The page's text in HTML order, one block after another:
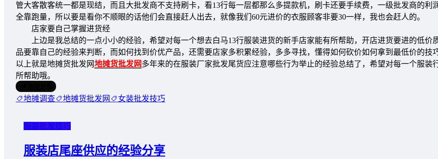
管大客散客统一都是现结，而且大批发商不支持刷卡，看13行每一层都那么多提款机，刷卡还要手续费，一级批发商的利
全靠跑量，所以要是看你不顺眼的话他们会直接赶人出去，就像我们60元进价的衣服顾客非要30一样，我也会赶人的。
店家要自己掌握进货经
上边是我总结的一点小小的经验，希望对每一个想去白马13行服装进货的新手店家能有所帮助，开店进货要进的低价
品要靠自己的经验来判断，而如何找到价优产品，还需要店家多积累经验，多多寻找，懂得如何砍价如何拿到最低价的技
以上就是地摊货批发网地摊货批发网多年来的在服装厂家批发尾货应注意哪些行为举止的经验总结了，希望对每一个服装
所帮助哦。
地摊调查 地摊货批发网 女装批发技巧
服装批发技巧
服装店尾座供应的经验分享